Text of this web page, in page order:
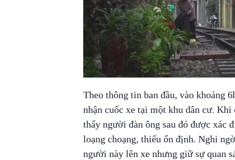
01:05 TRUVID NEW
Theo thông tin ban đầu, vào khoảng
nhận cuốc xe tại một khu dân cư. Khi
thấy người đàn ông sau đó được xác
loạng choạng, thiếu ổn định. Nghi
người này lên xe nhưng giữ sự quan